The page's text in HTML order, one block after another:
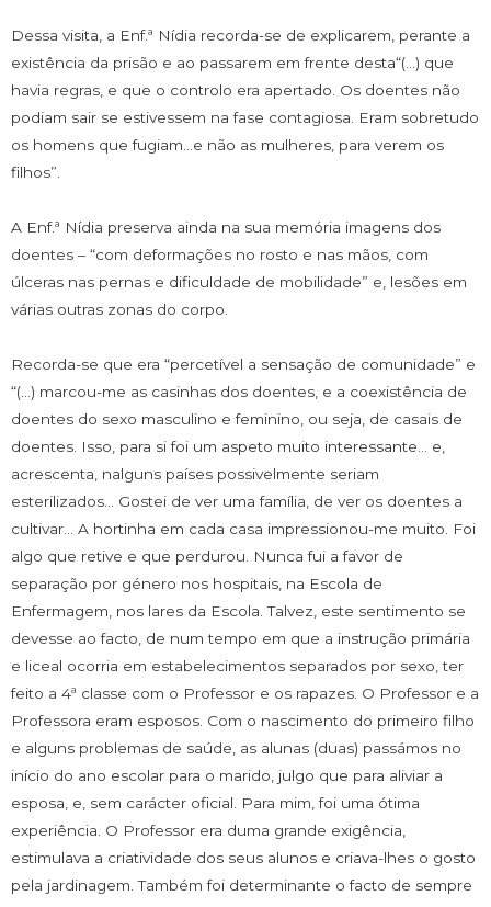
Dessa visita, a Enf.ª Nídia recorda-se de explicarem, perante a
existência da prisão e ao passarem em frente desta“(…) que
havia regras, e que o controlo era apertado. Os doentes não
podiam sair se estivessem na fase contagiosa. Eram sobretudo
os homens que fugiam…e não as mulheres, para verem os
filhos”.
A Enf.ª Nídia preserva ainda na sua memória imagens dos
doentes – “com deformações no rosto e nas mãos, com
úlceras nas pernas e dificuldade de mobilidade” e, lesões em
várias outras zonas do corpo.
Recorda-se que era “percetível a sensação de comunidade” e
“(…) marcou-me as casinhas dos doentes, e a coexistência de
doentes do sexo masculino e feminino, ou seja, de casais de
doentes. Isso, para si foi um aspeto muito interessante… e,
acrescenta, nalguns países possivelmente seriam
esterilizados… Gostei de ver uma família, de ver os doentes a
cultivar… A hortinha em cada casa impressionou-me muito. Foi
algo que retive e que perdurou. Nunca fui a favor de
separação por género nos hospitais, na Escola de
Enfermagem, nos lares da Escola. Talvez, este sentimento se
devesse ao facto, de num tempo em que a instrução primária
e liceal ocorria em estabelecimentos separados por sexo, ter
feito a 4ª classe com o Professor e os rapazes. O Professor e a
Professora eram esposos. Com o nascimento do primeiro filho
e alguns problemas de saúde, as alunas (duas) passámos no
início do ano escolar para o marido, julgo que para aliviar a
esposa, e, sem carácter oficial. Para mim, foi uma ótima
experiência. O Professor era duma grande exigência,
estimulava a criatividade dos seus alunos e criava-lhes o gosto
pela jardinagem. Também foi determinante o facto de sempre